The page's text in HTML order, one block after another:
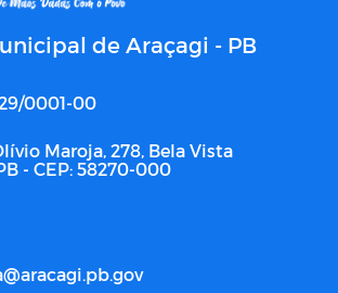
de Araçagi - PB
0001-00
Maroja, 278, Bela Vista
- CEP: 58270-000